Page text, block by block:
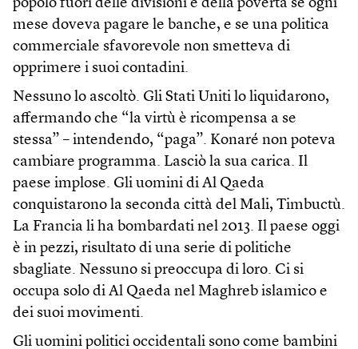
popolo fuori delle divisioni e della povertà se ogni
mese doveva pagare le banche, e se una politica
commerciale sfavorevole non smetteva di
opprimere i suoi contadini.
Nessuno lo ascoltò. Gli Stati Uniti lo liquidarono,
affermando che “la virtù è ricompensa a se
stessa” – intendendo, “paga”. Konaré non poteva
cambiare programma. Lasciò la sua carica. Il
paese implose. Gli uomini di Al Qaeda
conquistarono la seconda città del Mali, Timbuctù.
La Francia li ha bombardati nel 2013. Il paese oggi
è in pezzi, risultato di una serie di politiche
sbagliate. Nessuno si preoccupa di loro. Ci si
occupa solo di Al Qaeda nel Maghreb islamico e
dei suoi movimenti.
Gli uomini politici occidentali sono come bambini